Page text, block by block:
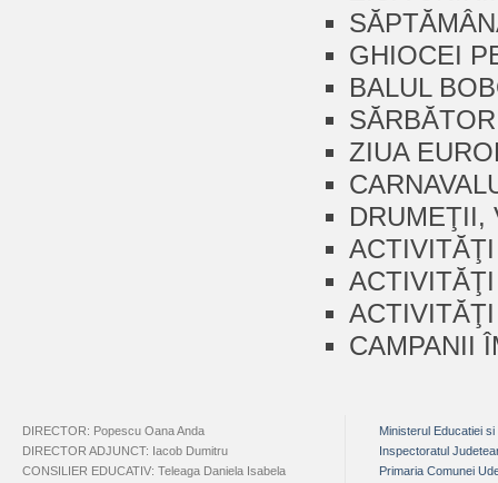
GHIOCEI
BALUL
ZIUA
DRUMEŢII,
CAMPANII
DIRECTOR: Popescu Oana Anda
DIRECTOR ADJUNCT: Iacob Dumitru
CONSILIER EDUCATIV: Teleaga Daniela Isabela
Ministerul Educatiei
Inspectoratul
Primaria Comunei